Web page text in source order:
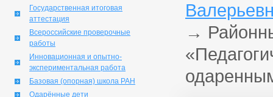
Государственная итоговая
аттестация
Всероссийские проверочные
работы
Инновационная и опытно-
экспериментальная работа
Базовая (опорная) школа РАН
Одарённые дети
→